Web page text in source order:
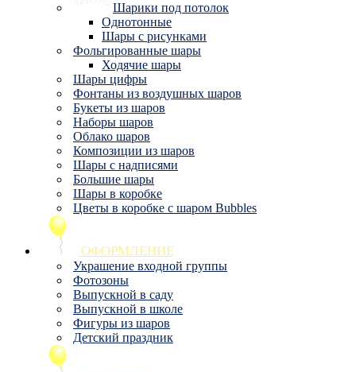
Шарики под потолок
Однотонные
Шары с рисунками
Фольгированные шары
Ходячие шары
Шары цифры
Фонтаны из воздушных шаров
Букеты из шаров
Наборы шаров
Облако шаров
Композиции из шаров
Шары с надписями
Большие шары
Шары в коробке
Цветы в коробке с шаром Bubbles
ОФОРМЛЕНИЕ
Украшение входной группы
Фотозоны
Выпускной в саду
Выпускной в школе
Фигуры из шаров
Детский праздник